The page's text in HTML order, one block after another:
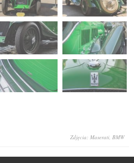
Zdjęcia: Maserati, BMW